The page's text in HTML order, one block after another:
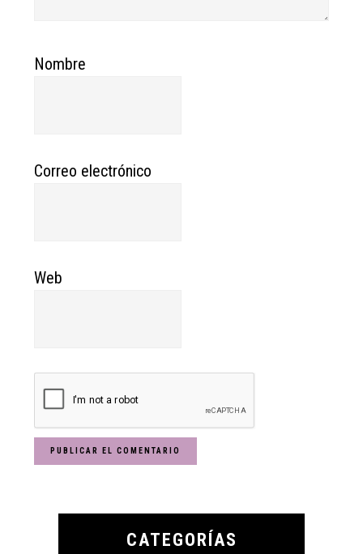
Nombre
Correo electrónico
Web
Primary
CATEGORÍAS